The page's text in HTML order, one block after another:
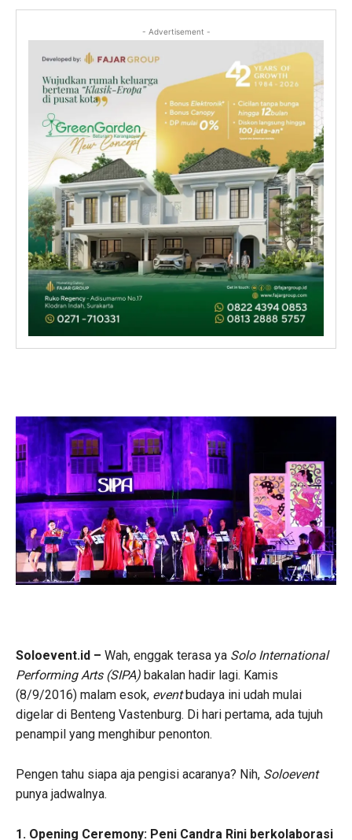
- Advertisement -
Soloevent.id – Wah, enggak terasa ya Solo International
Performing Arts (SIPA) bakalan hadir lagi. Kamis
(8/9/2016) malam esok, eventbudaya ini udah mulai
digelar di Benteng Vastenburg. Di hari pertama, ada tujuh
penampil yang menghibur penonton.
Pengen tahu siapa aja pengisi acaranya? Nih, Soloevent
punya jadwalnya.
1. Opening Ceremony: Peni Candra Rini berkolaborasi